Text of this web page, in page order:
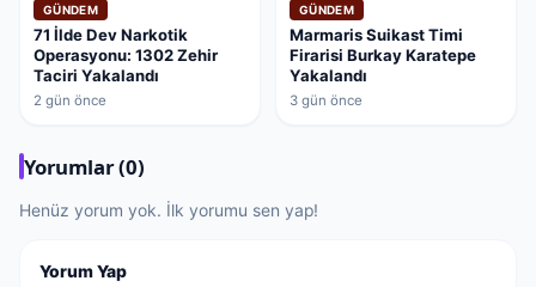
GÜNDEM
71 İlde Dev Narkotik
Operasyonu: 1302 Zehir
Taciri Yakalandı
2 gün önce
GÜNDEM
Marmaris Suikast Timi
Firarisi Burkay Karatepe
Yakalandı
3 gün önce
Yorumlar (0)
Henüz yorum yok. İlk yorumu sen yap!
Yorum Yap